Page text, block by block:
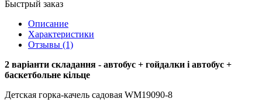
Быстрый заказ
Описание
Характеристики
Отзывы (1)
2 варіанти складання - автобус + гойдалки і автобус +
баскетбольне кільце
Детская горка-качель садовая WM19090-8